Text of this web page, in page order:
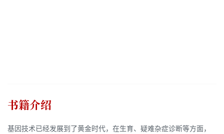
书籍介绍
基因技术已经发展到了黄金时代，在生育、疑难杂症诊断等方面，